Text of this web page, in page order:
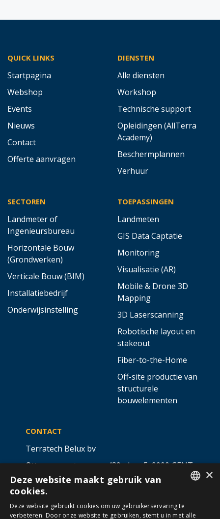
QUICK LINKS
Startpagina
Webshop
Events
Nieuws
Contact
Offerte aanvragen
DIENSTEN
Alle diensten
Workshop
Technische support
Opleidingen (AllTerra
Academy)
Beschermplannen
Verhuur
SECTOREN
Landmeter of
Ingenieursbureau
Horizontale Bouw
(Grondwerken)
Verticale Bouw (BIM)
Installatiebedrijf
Onderwijsinstelling
TOEPASSINGEN
Landmeten
GIS Data Captatie
Monitoring
Visualisatie (AR)
Mobile & Drone 3D
Mapping
3D Laserscanning
Robotische layout en
stakeout
Fiber-to-the-Home
Off-site productie van
structurele
bouwelementen
CONTACT
Terratech Belux bv
Ottergemsesteenweg 439 - bus 5,9000 GENT
info@allterra-belux.com+32 9 430 25 30
BE1009.467.122
×
Deze website maakt gebruik van
cookies.
Deze website gebruikt cookies om uw gebruikerservaring te
verbeteren. Door onze website te gebruiken, stemt u in met alle